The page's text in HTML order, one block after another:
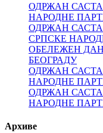
ОДРЖАН
НАРОДНЕ
ОДРЖАН
СРПСКЕ
ОБЕЛЕЖЕН
БЕОГРАДУ
ОДРЖАН
НАРОДНЕ
ОДРЖАН
НАРОДНЕ
Архиве